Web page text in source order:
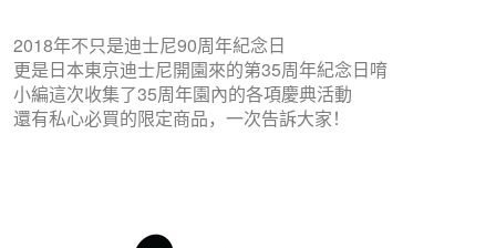
2018年不只是迪士尼90周年紀念日
更是日本東京迪士尼開園來的第35周年紀念日唷
小編這次收集了35周年園內的各項慶典活動
還有私心必買的限定商品，一次告訴大家！